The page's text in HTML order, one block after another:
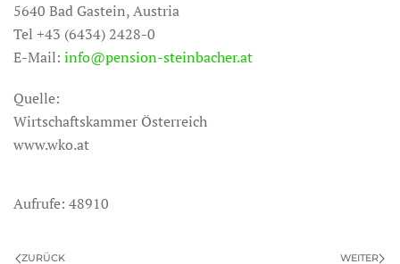
5640 Bad Gastein, Austria
Tel +43 (6434) 2428-0
E-Mail: info@pension-steinbacher.at
Quelle:
Wirtschaftskammer Österreich
www.wko.at
Aufrufe: 48910
ZURÜCK WEITER